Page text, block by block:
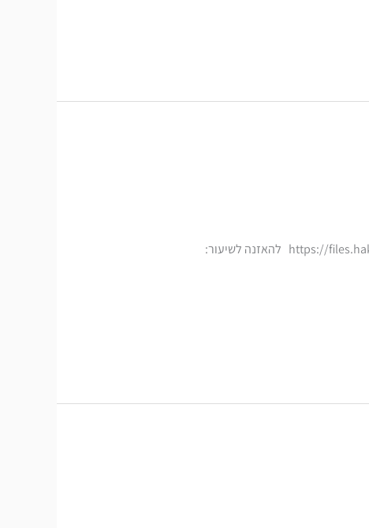
מעביר השיעור: הרב קלופשטוק רוני תאריך השיעור: אדר ב' תשע"ט לצפייה בשיעור: https://files.hakotel.org.il/shiurim/26297.mp4 להאזנה לשיעור: